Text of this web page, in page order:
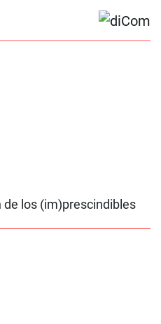
los (im)prescindibles